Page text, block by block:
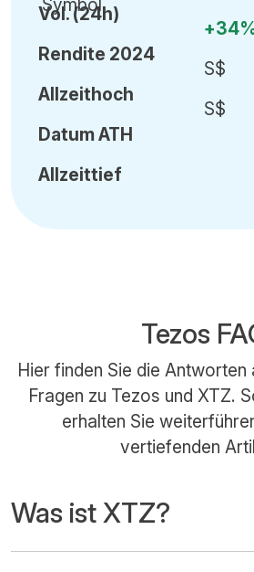
Vol.(24h)
Rendite 2024
Allzeithoch
DatumATH
Allzeittief
S$
S$
Tezos
Hier finden Sie die Antworten
Fragen zu Tezos und XTZ.
erhalten Sie
vertiefenden
Was ist XTZ?